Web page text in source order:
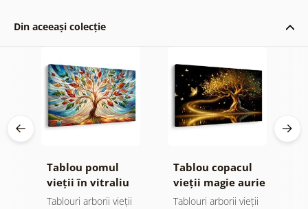
Din aceeași colecție
Tablou pomul
vieții în vitraliu
colorat
Tablouri arborii vieții
Tablou copacul
vieții magie aurie
Tablouri arborii vieții